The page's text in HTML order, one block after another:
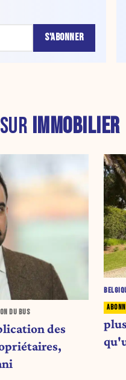
S'ABONNER
IMMOBILIER
DU BUS
des